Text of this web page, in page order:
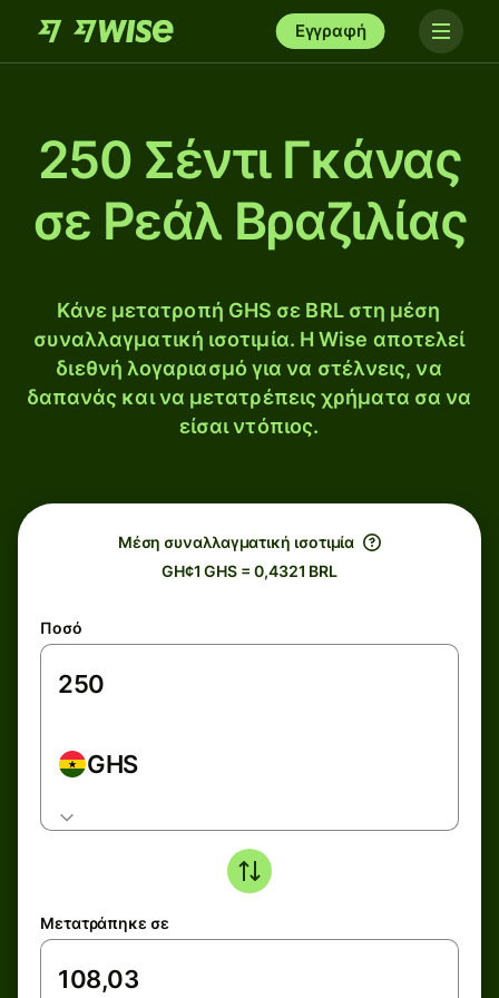
Εγγραφή
250 Σέντι Γκάνας
σε Ρεάλ Βραζιλίας
Κάνε μετατροπή GHS σε BRL στη μέση
συναλλαγματική ισοτιμία. Η Wise αποτελεί
διεθνή λογαριασμό για να στέλνεις, να
δαπανάς και να μετατρέπεις χρήματα σα να
είσαι ντόπιος.
Μέση συναλλαγματική ισοτιμία
GH¢1 GHS = 0,4321 BRL
Ποσό
GHS
Μετατράπηκε σε